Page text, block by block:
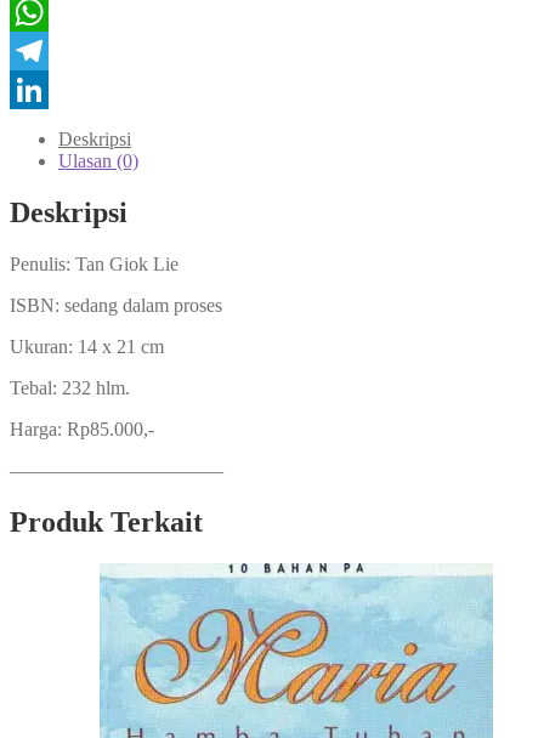
Twitter
WhatsApp
Telegram
LinkedIn
Deskripsi
Ulasan (0)
Deskripsi
Penulis: Tan Giok Lie
ISBN: sedang dalam proses
Ukuran: 14 x 21 cm
Tebal: 232 hlm.
Harga: Rp85.000,-
———————————
Produk Terkait